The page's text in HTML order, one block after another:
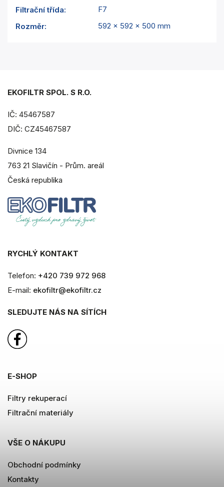
Filtrační třída:
F7
Rozměr: 592 x 592 x 500 mm
EKOFILTR SPOL. S R.O.
IČ: 45467587
DIČ: CZ45467587
Divnice 134
763 21 Slavičín - Prům. areál
Česká republika
RYCHLÝ KONTAKT
Telefon: +420 739 972 968
E-mail: ekofiltr@ekofiltr.cz
SLEDUJTE NÁS NA SÍTÍCH
E-SHOP
Filtry rekuperací
Filtrační materiály
VŠE O NÁKUPU
Obchodní podmínky
Kontakty